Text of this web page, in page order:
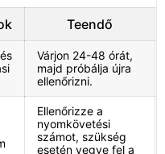
Teendő
Várjon 24-48 órát,
majd próbálja újra
ellenőrizni.
Ellenőrizze a
nyomkövetési
számot, szükség
esetén vegye fel a